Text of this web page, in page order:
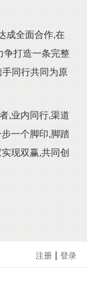
成全面合作,在
争打造一条完整
同行共同为原
,业内同行,渠道
一个脚印,脚踏
现双赢,共同创
注册 登录